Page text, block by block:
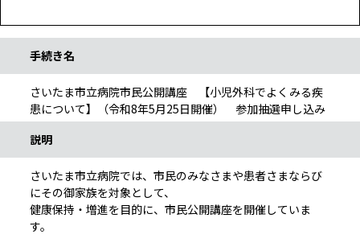
手続き名
さいたま市立病院市民公開講座 【小児外科でよくみる疾
患について】（令和8年5月25日開催） 参加抽選申し込み
説明
さいたま市立病院では、市民のみなさまや患者さまならび
にその御家族を対象として、
健康保持・増進を目的に、市民公開講座を開催していま
す。